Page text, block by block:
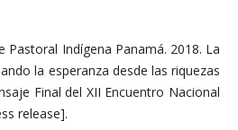
Pastoral Indígena Panamá. 2018. La
la esperanza desde las riquezas
Final del XII Encuentro Nacional
release].